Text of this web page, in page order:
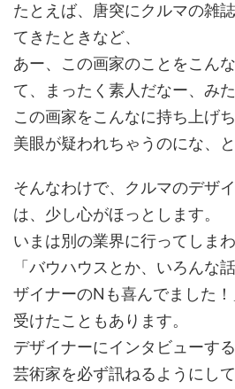
たとえば、唐突にクルマの雑
てきたときなど、
あー、この画家のことをこん
て、まったく素人だなー、みた
この画家をこんなに持ち上げ
美眼が疑われちゃうのにな、
そんなわけで、クルマのデザ
は、少し心がほっとします。
いまは別の業界に行ってしま
「バウハウスとか、いろんな
ザイナーのNも喜んでました
受けたこともあります。
デザイナーにインタビューす
芸術家を必ず訊ねるようにして